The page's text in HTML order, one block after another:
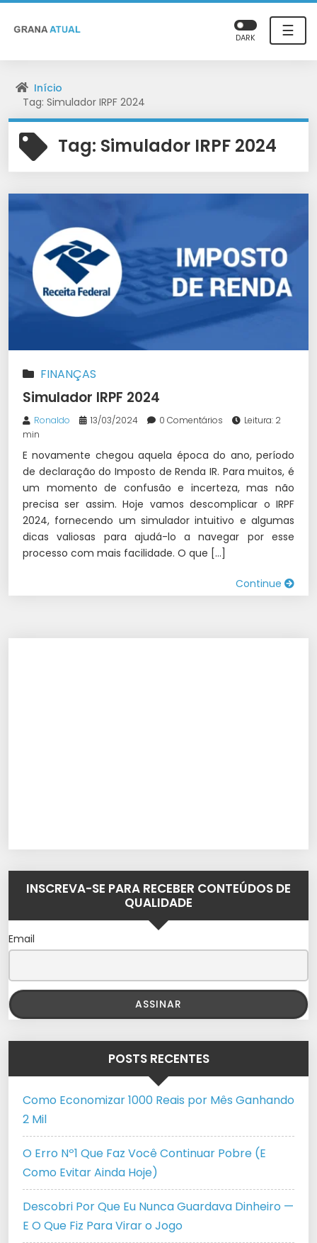
☰
DARK
Início
Tag: Simulador IRPF 2024
Tag: Simulador IRPF 2024
FINANÇAS
Simulador IRPF 2024
Ronaldo 13/03/2024 0 Comentários
Leitura: 2
min
E novamente chegou aquela época do ano, período
de declaração do Imposto de Renda IR. Para muitos, é
um momento de confusão e incerteza, mas não
precisa ser assim. Hoje vamos descomplicar o IRPF
2024, fornecendo um simulador intuitivo e algumas
dicas valiosas para ajudá-lo a navegar por esse
processo com mais facilidade. O que […]
Continue
INSCREVA-SE PARA RECEBER CONTEÚDOS DE
QUALIDADE
Email
POSTS RECENTES
Como Economizar 1000 Reais por Mês Ganhando
2 Mil
O Erro Nº1 Que Faz Você Continuar Pobre (E
Como Evitar Ainda Hoje)
Descobri Por Que Eu Nunca Guardava Dinheiro —
E O Que Fiz Para Virar o Jogo